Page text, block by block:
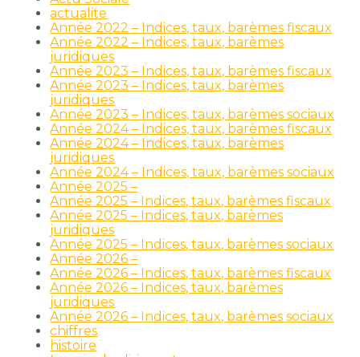
actualite
Année 2022 – Indices, taux, barèmes fiscaux
Année 2022 – Indices, taux, barèmes
juridiques
Année 2023 – Indices, taux, barèmes fiscaux
Année 2023 – Indices, taux, barèmes
juridiques
Année 2023 – Indices, taux, barèmes sociaux
Année 2024 – Indices, taux, barèmes fiscaux
Année 2024 – Indices, taux, barèmes
juridiques
Année 2024 – Indices, taux, barèmes sociaux
Année 2025 –
Année 2025 – Indices, taux, barèmes fiscaux
Année 2025 – Indices, taux, barèmes
juridiques
Année 2025 – Indices, taux, barèmes sociaux
Année 2026 –
Année 2026 – Indices, taux, barèmes fiscaux
Année 2026 – Indices, taux, barèmes
juridiques
Année 2026 – Indices, taux, barèmes sociaux
chiffres
histoire